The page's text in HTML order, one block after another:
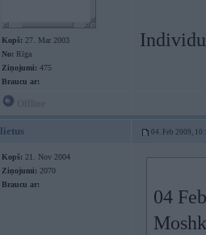
Kopš: 27. Mar 2003
No: Rīga
Ziņojumi: 475
Braucu ar:
lietus 04. Feb 2009,
Kopš: 21. Nov 2004
Ziņojumi: 2070
Braucu ar:
04